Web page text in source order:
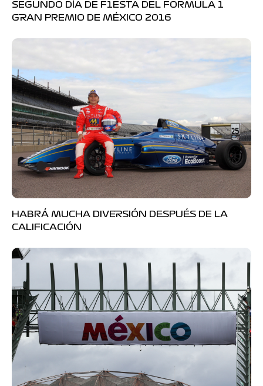
SEGUNDO DÍA DE F1ESTA DEL FORMULA 1
GRAN PREMIO DE MÉXICO 2016
HABRÁ MUCHA DIVERSIÓN DESPUÉS DE LA
CALIFICACIÓN